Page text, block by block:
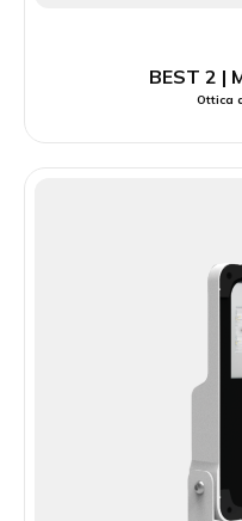
BEST 2 |
Ottica